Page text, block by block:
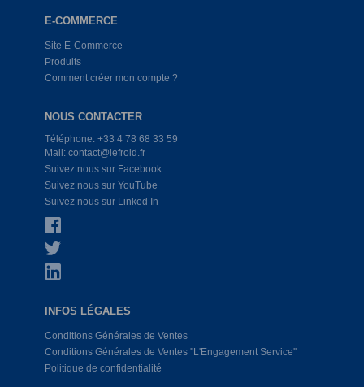
E-COMMERCE
Site E-Commerce
Produits
Comment créer mon compte ?
NOUS CONTACTER
Téléphone: +33 4 78 68 33 59
Mail: contact@lefroid.fr
Suivez nous sur Facebook
Suivez nous sur YouTube
Suivez nous sur Linked In
INFOS LÉGALES
Conditions Générales de Ventes
Conditions Générales de Ventes ''L'Engagement Service''
Politique de confidentialité